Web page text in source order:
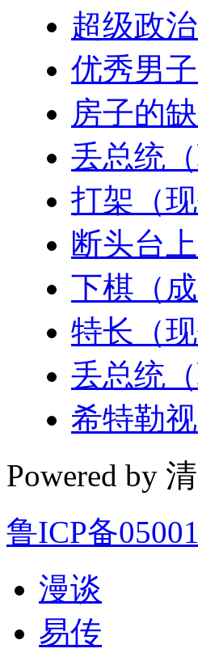
超级政
优秀男
房子的
丢总统
打架（
断头台
下棋（
特长（
丢总统
希特勒
Powered by
鲁ICP备
漫谈
易传